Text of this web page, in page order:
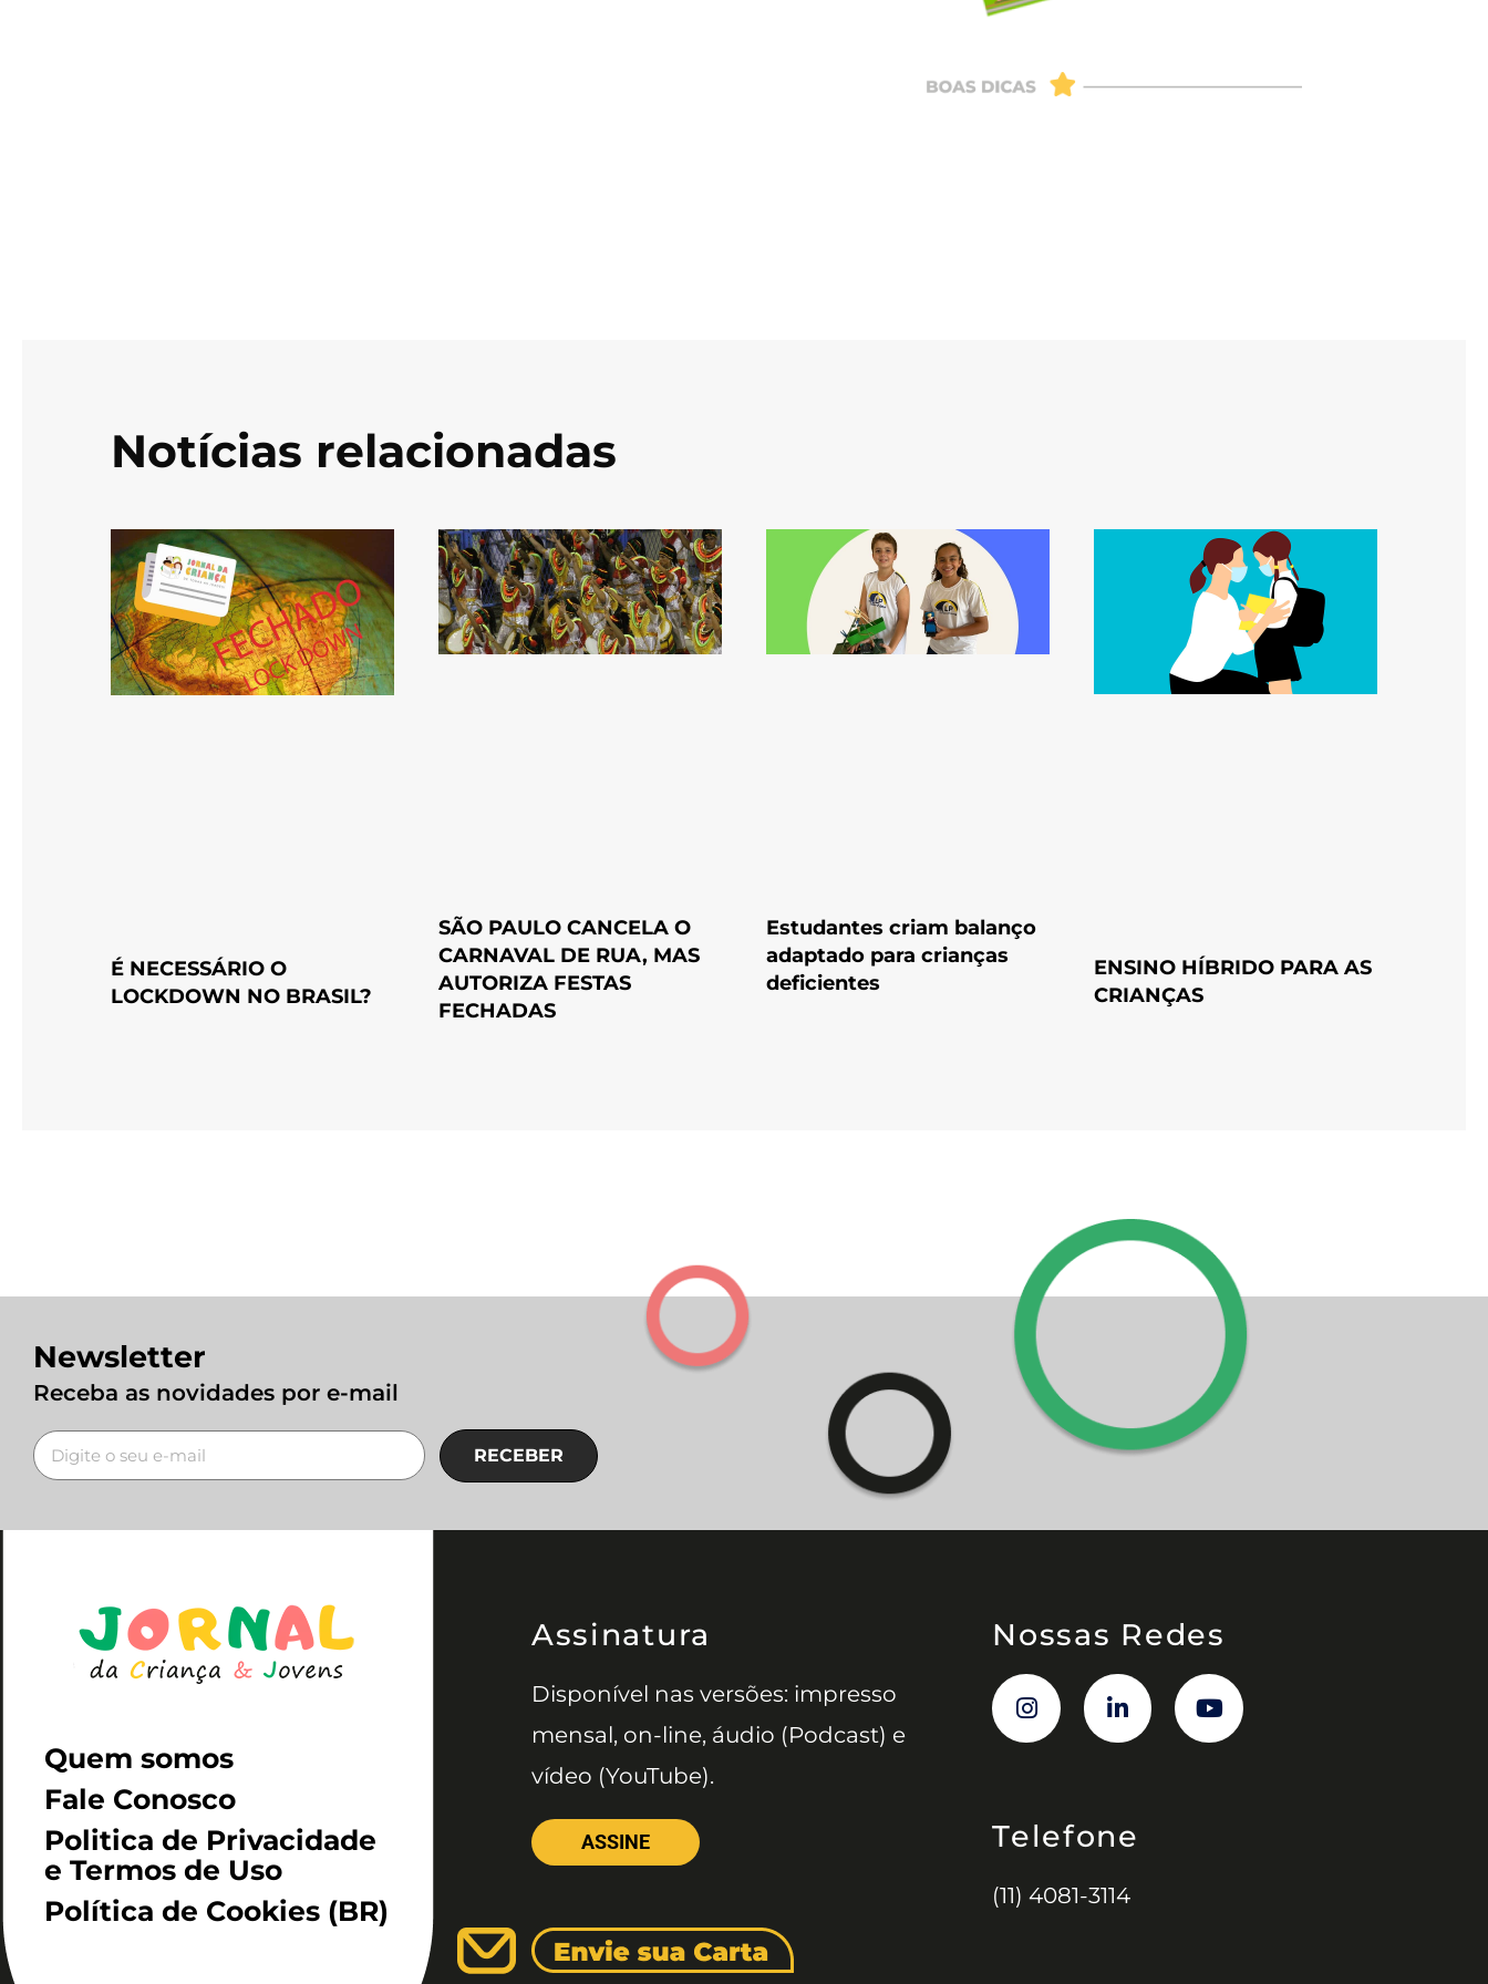
Notícias relacionadas
É NECESSÁRIO O
LOCKDOWN NO BRASIL?
SÃO PAULO CANCELA O
CARNAVAL DE RUA, MAS
AUTORIZA FESTAS
FECHADAS
Estudantes criam balanço
adaptado para crianças
deficientes
ENSINO HÍBRIDO PARA AS
CRIANÇAS
Newsletter
Receba as novidades por e-mail
RECEBER
Quem somos
Fale Conosco
Politica de Privacidade
e Termos de Uso
Política de Cookies (BR)
Assinatura
Disponível nas versões: impresso
mensal, on-line, áudio (Podcast) e
vídeo (YouTube).
ASSINE
Nossas Redes
Telefone
(11) 4081-3114